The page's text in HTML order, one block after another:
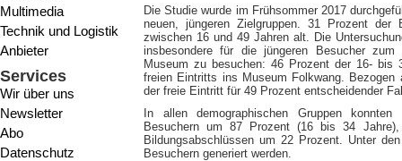
Multimedia
Technik und Logistik
Anbieter
Services
Wir über uns
Newsletter
Abo
Datenschutz
Die Studie wurde im Frühsommer 2017
neuen, jüngeren Zielgruppen. 31 Prozent der
zwischen 16 und 49 Jahren alt. Die
insbesondere für die jüngeren Besucher
Museum zu besuchen: 46 Prozent der 16- bis
freien Eintritts ins Museum Folkwang.
der freie Eintritt für 49 Prozent entscheidender
In allen demographischen Gruppen
Besuchern um 87 Prozent (16 bis 34
Bildungsabschlüssen um 22 Prozent. Unter
Besuchern generiert werden.